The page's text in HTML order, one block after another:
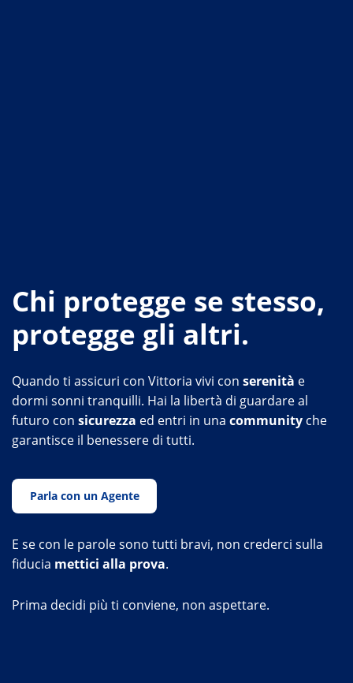
Chi protegge se stesso,
protegge gli altri.
Quando ti assicuri con Vittoria vivi con serenità e
dormi sonni tranquilli. Hai la libertà di guardare al
futuro con sicurezza ed entri in una community che
garantisce il benessere di tutti.
Parla con un Agente
E se con le parole sono tutti bravi, non crederci sulla
fiducia mettici alla prova.
Prima decidi più ti conviene, non aspettare.